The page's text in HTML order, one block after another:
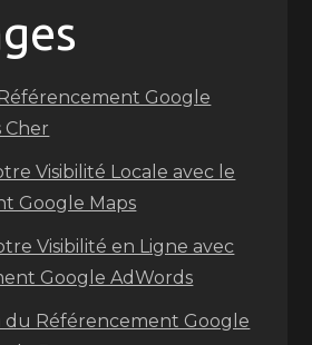
Google
Cher
Visibilité Locale avec le
Google Maps
Visibilité en Ligne avec
Google AdWords
du Référencement Google